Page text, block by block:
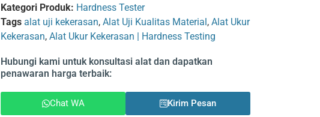
Kategori Produk: Hardness Tester
Tags alat uji kekerasan, Alat Uji Kualitas Material, Alat Ukur
Kekerasan, Alat Ukur Kekerasan | Hardness Testing
Hubungi kami untuk konsultasi alat dan dapatkan
penawaran harga terbaik:
Chat WA Kirim Pesan